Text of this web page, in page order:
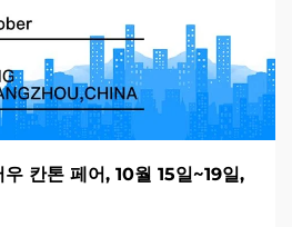
칸톤 페어, 10월 15일~19일,